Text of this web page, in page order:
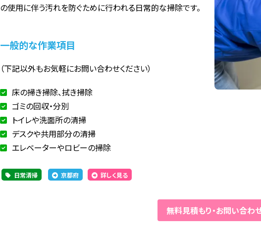
の使用に伴う汚れを防ぐために行われる日常的な掃除です。
一般的な作業項目
（下記以外もお気軽にお問い合わせください）
床の掃き掃除、拭き掃除
ゴミの回収・分別
トイレや洗面所の清掃
デスクや共用部分の清掃
エレベーターやロビーの掃除
日常清掃 京都府 詳しく見る
無料見積もり・お問い合わ